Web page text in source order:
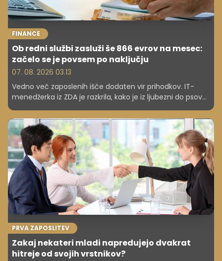
FINANCE
Ob redni službi zasluži še 866 evrov na mesec:
začelo se je povsem po naključju
07. 08. 2026 03.13
Vedno več zaposlenih išče dodaten vir prihodkov. IT-
menedžerka iz ZDA je razkrila, kako je iz ljubezni do psov
ustvarila stranski posel, ki ji prinese okoli 1.000 dolarjev na
mesec. To je kar 866 evrov dodatnih sredstev ...
PRVA ZAPOSLITEV
Zakaj nekateri mladi napredujejo dvakrat
hitreje od svojih vrstnikov?